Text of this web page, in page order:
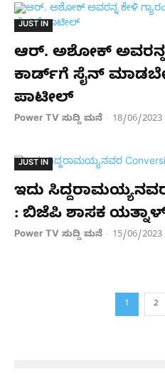
JUST IN
ಆರ್. ಅಶೋಕ್ ಅವರನ್ನ
ಕಾರ್ಡ್‌ಗೆ ಸೈನ್
ಪಾಟೀಲ್
Power TV ಸುದ್ದಿ ಮನೆ - 18/06/2023
JUST IN
ಇದು
: ಬಿಜೆಪಿ ಶಾಸಕ
Power TV ಸುದ್ದಿ ಮನೆ - 15/06/2023
1 2